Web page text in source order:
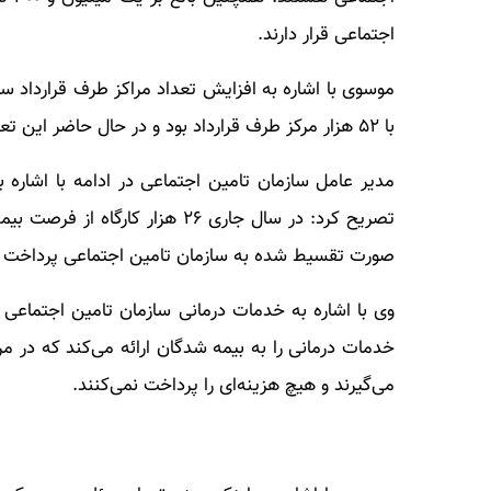
اجتماعی قرار دارند.
موسوی با اشاره به افزایش تعداد مراکز طرف
با ۵۲ هزار مرکز طرف قرارداد بود و در حال حاضر این تعداد به ۵۷ مرکز درمانی رسیده است.
مدیر عامل سازمان تامین اجتماعی در ادامه با اشاره
صورت تقسیط شده به سازمان تامین اجتماعی پرداخت
وی با اشاره به خدمات درمانی سازمان تامین
خدمات درمانی را به بیمه شدگان ارائه می‌کند که
می‌گیرند و هیچ هزینه‌ای را پرداخت نمی‌کنند.